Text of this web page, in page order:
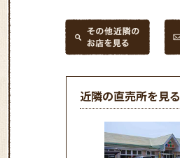
近隣の直売所を見る